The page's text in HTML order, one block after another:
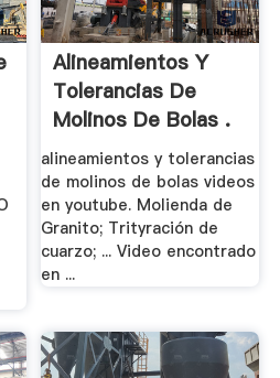
Alineamientos Y
Tolerancias De
Molinos De Bolas .
alineamientos y tolerancias
de molinos de bolas videos
en youtube. Molienda de
Granito; Trityración de
cuarzo; ... Video encontrado
en ...